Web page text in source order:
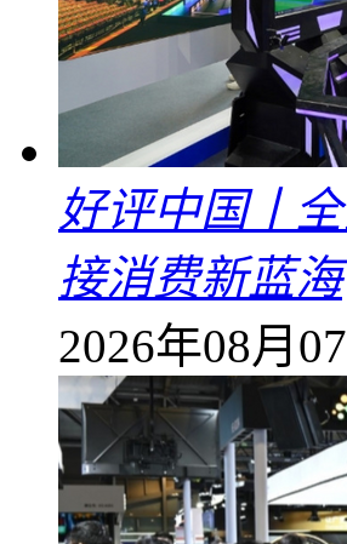
好评中国丨
接消费新蓝海
2026年08月